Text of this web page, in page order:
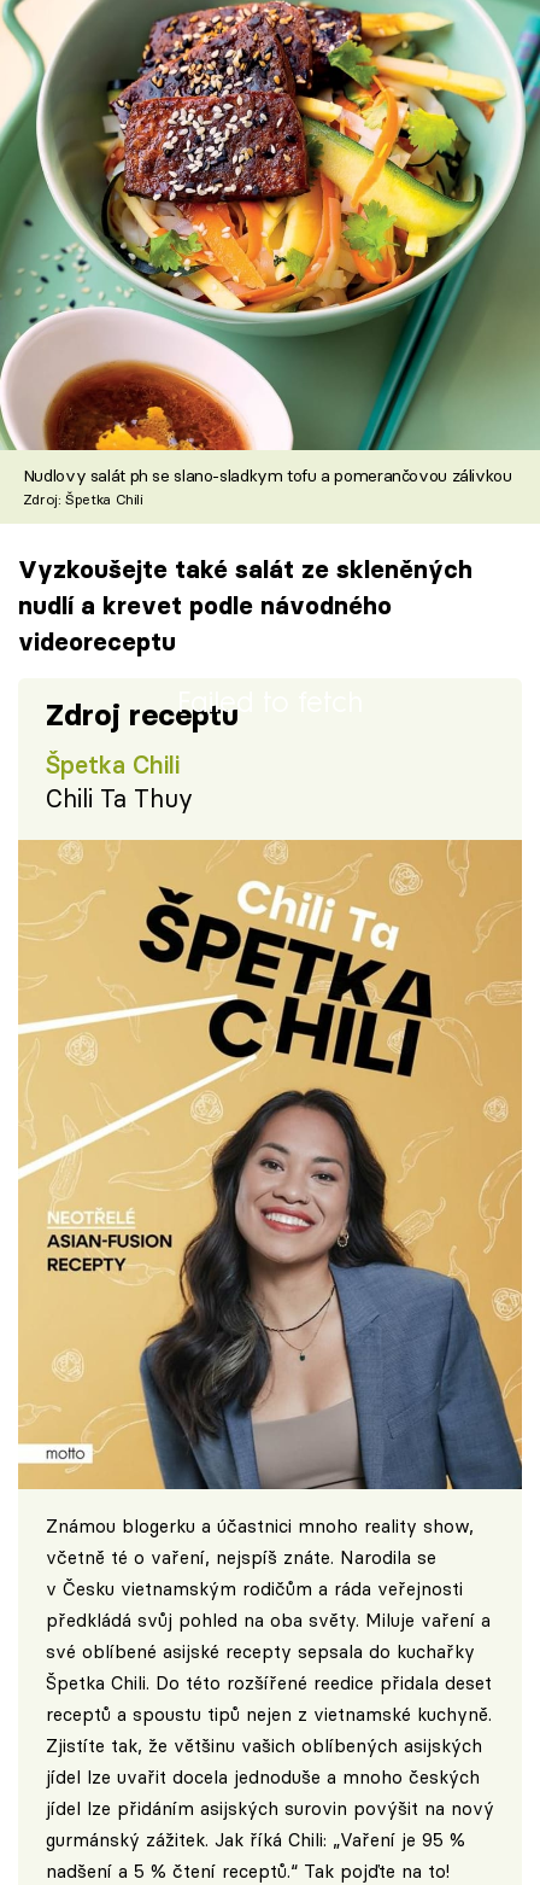
Nudlovy salát ph se slano-sladkym tofu a pomerančovou zálivkou
Zdroj: Špetka Chili
Vyzkoušejte také salát ze skleněných
nudlí a krevet podle návodného
videoreceptu
Failed to fetch
Zdroj receptu
Špetka Chili
Chili Ta Thuy
Známou blogerku a účastnici mnoho reality show,
včetně té o vaření, nejspíš znáte. Narodila se
v Česku vietnamským rodičům a ráda veřejnosti
předkládá svůj pohled na oba světy. Miluje vaření a
své oblíbené asijské recepty sepsala do kuchařky
Špetka Chili. Do této rozšířené reedice přidala deset
receptů a spoustu tipů nejen z vietnamské kuchyně.
Zjistíte tak, že většinu vašich oblíbených asijských
jídel lze uvařit docela jednoduše a mnoho českých
jídel lze přidáním asijských surovin povýšit na nový
gurmánský zážitek. Jak říká Chili: „Vaření je 95 %
nadšení a 5 % čtení receptů.“ Tak pojďte na to!